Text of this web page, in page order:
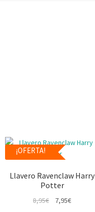
¡OFERTA!
Llavero Ravenclaw Harry
Potter
8,95€ 7,95€